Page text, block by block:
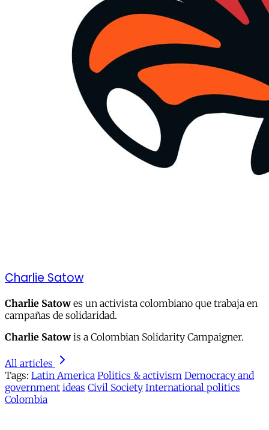
Charlie Satow
Charlie Satow es un activista colombiano que trabaja en
campañas de solidaridad.
Charlie Satow is a Colombian Solidarity Campaigner.
All articles
Tags: Latin America Politics & activism Democracy and
government ideas Civil Society International politics
Colombia